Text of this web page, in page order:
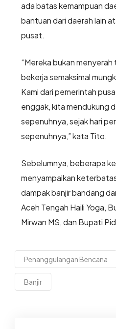
ada batas kemampuan
bantuan dari daerah lain
pusat.
“Mereka bukan
bekerja semaksimal
Kami dari pemerintah
enggak, kita mendukung
sepenuhnya, sejak hari
sepenuhnya,” kata Tito.
Sebelumnya, beberapa
menyampaikan
dampak banjir bandang
Aceh Tengah Haili Yoga,
Mirwan MS, dan Bupati
Penanggulangan Bencana
Banjir